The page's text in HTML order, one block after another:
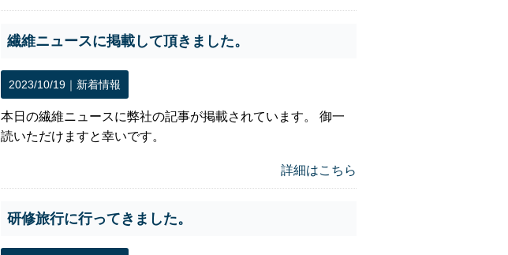
繊維ニュースに掲載して頂きました。
2023/10/19｜ 新着情報
本日の繊維ニュースに弊社の記事が掲載されています。 御一
読いただけますと幸いです。
詳細はこちら
研修旅行に行ってきました。